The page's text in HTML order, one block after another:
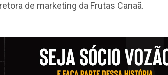
de marketing da Frutas Canaã.